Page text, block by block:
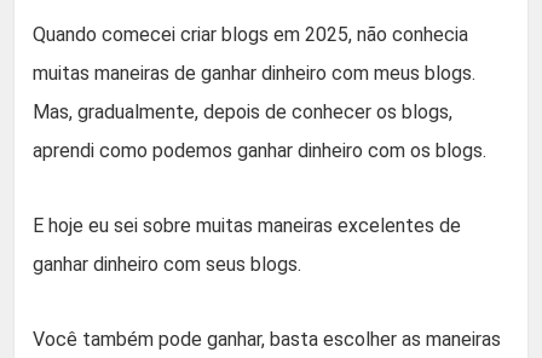
Quando comecei criar blogs em 2025, não conhecia
muitas maneiras de ganhar dinheiro com meus blogs.
Mas, gradualmente, depois de conhecer os blogs,
aprendi como podemos ganhar dinheiro com os blogs.
E hoje eu sei sobre muitas maneiras excelentes de
ganhar dinheiro com seus blogs.
Você também pode ganhar, basta escolher as maneiras